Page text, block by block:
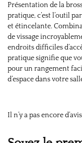
Présentation de la
pratique, c’est l’outil
et étincelante.
de vissage
endroits difficiles
pratique signifie que
pour un rangement
d’espace dans votre
Il n’y a pas encore